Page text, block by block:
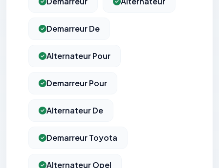
Demarreur De
Alternateur Pour
Demarreur Pour
Alternateur De
Demarreur Toyota
Alternateur Opel